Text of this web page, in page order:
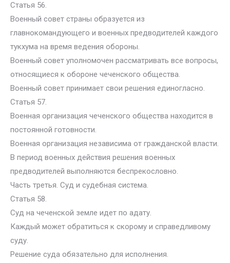
Статья 56.
Военный совет страны образуется из
главнокомандующего и военных предводителей каждого
тукхума на время ведения обороны.
Военный совет уполномочен рассматривать все вопросы,
относящиеся к обороне чеченского общества.
Военный совет принимает свои решения единогласно.
Статья 57.
Военная организация чеченского общества находится в
постоянной готовности.
Военная организация независима от гражданской власти.
В период военных действия решения военных
предводителей выполняются беспрекословно.
Часть третья. Суд и судебная система.
Статья 58.
Суд на чеченской земле идет по адату.
Каждый может обратиться к скорому и справедливому
суду.
Решение суда обязательно для исполнения.